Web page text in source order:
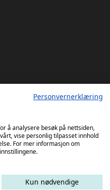
Personvernerklæring
å analysere besøk på nettsiden,
vise personlig tilpasset innhold
For mer informasjon om
Kun nødvendige